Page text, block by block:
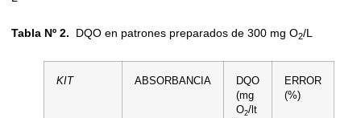
Tabla Nº 2. DQO en patrones preparados de 300 mg O2/L
KIT ABSORBANCIA
DQO
(mg
O2/lt
ERROR
(%)